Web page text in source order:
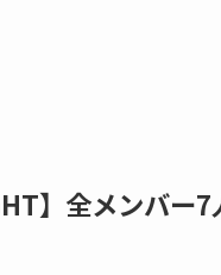
】全メンバー